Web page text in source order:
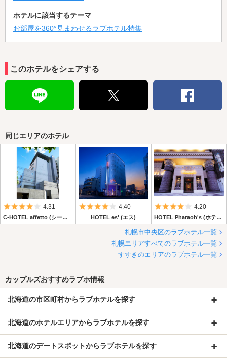
ホテルに該当するテーマ
お部屋を360°見まわせるラブホテル特集
このホテルをシェアする
同じエリアのホテル
5つ星のうち4
4.31
C-HOTEL affetto (シーホテル アフェット)
5つ星のうち4
4.40
HOTEL es' (エス)
5つ星のうち4
4.20
HOTEL Pharaoh's (ホテル ファラオ)
札幌市中央区のラブホテル一覧
札幌エリアすべてのラブホテル一覧
すすきのエリアのラブホテル一覧
カップルズおすすめラブホ情報
北海道の市区町村からラブホテルを探す
北海道のホテルエリアからラブホテルを探す
北海道のデートスポットからラブホテルを探す